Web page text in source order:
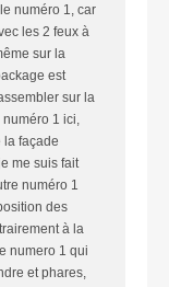
numéro 1, car
les 2 feux à
sur la
est
sur la
1 ici,
la façade
me suis fait
numéro 1
des
à la
numero 1 qui
et phares,